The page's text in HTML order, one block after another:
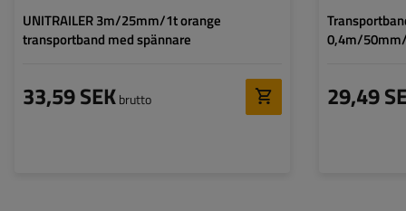
UNITRAILER 3m/25mm/1t orange
transportband med spännare
33,59 SEKbrutto
0,4m/
29,49